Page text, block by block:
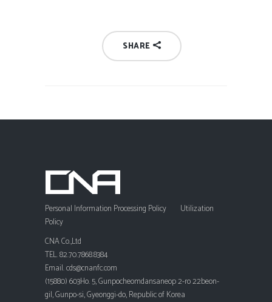
SHARE
Personal Information Processing Policy
Utilization
Policy
CNA Co.,Ltd
TEL. 82.70.7868.8384
Email. cds@cnanfc.com
(15880) 603Ho. 5, Gunpocheomdansaneop 2-ro 22beon-
gil, Gunpo-si, Gyeonggi-do, Republic of Korea